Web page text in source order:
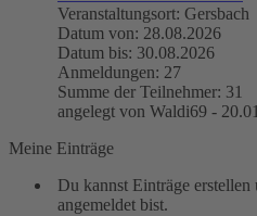
Veranstaltungsort: Gersbach
Datum von: 28.08.2026
Datum bis: 30.08.2026
Anmeldungen: 27
Summe der Teilnehmer: 31
angelegt von Waldi69 -
Meine Einträge
Du kannst Einträge
angemeldet bist.